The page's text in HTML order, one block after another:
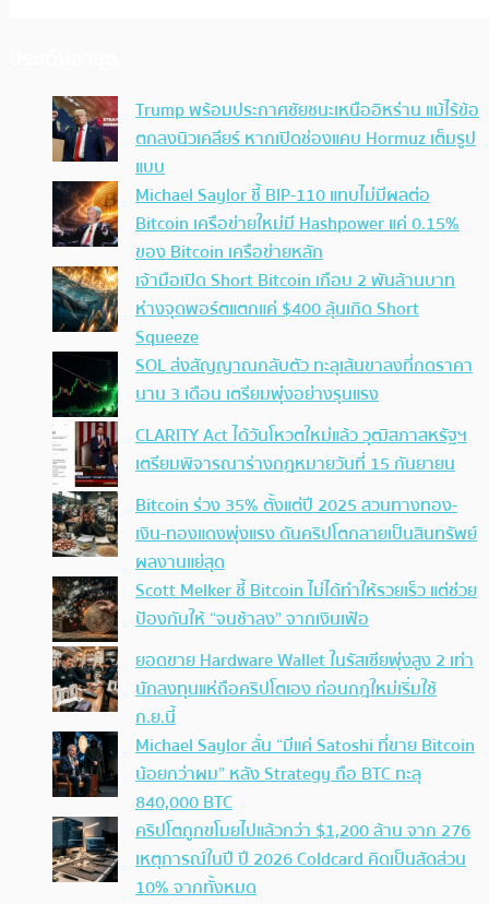
Trump พร้อมประกาศชัยชนะเหนืออิหร่าน แม้ไร้ข้อ
ตกลงนิวเคลียร์ หากเปิดช่องแคบ Hormuz เต็มรูป
แบบ
Michael Saylor ชี้ BIP-110 แทบไม่มีผลต่อ
Bitcoin เครือข่ายใหม่มี Hashpower แค่ 0.15%
ของ Bitcoin เครือข่ายหลัก
เจ้ามือเปิด Short Bitcoin เกือบ 2 พันล้านบาท
ห่างจุดพอร์ตแตกแค่ $400 ลุ้นเกิด Short
Squeeze
SOL ส่งสัญญาณกลับตัว ทะลุเส้นขาลงที่กดราคา
นาน 3 เดือน เตรียมพุ่งอย่างรุนแรง
CLARITY Act ได้วันโหวตใหม่แล้ว วุฒิสภาสหรัฐฯ
เตรียมพิจารณาร่างกฎหมายวันที่ 15 กันยายน
Bitcoin ร่วง 35% ตั้งแต่ปี 2025 สวนทางทอง-
เงิน-ทองแดงพุ่งแรง ดันคริปโตกลายเป็นสินทรัพย์
ผลงานแย่สุด
Scott Melker ชี้ Bitcoin ไม่ได้ทำให้รวยเร็ว แต่ช่วย
ป้องกันให้ “จนช้าลง” จากเงินเฟ้อ
ยอดขาย Hardware Wallet ในรัสเซียพุ่งสูง 2 เท่า
นักลงทุนแห่ถือคริปโตเอง ก่อนกฎใหม่เริ่มใช้
ก.ย.นี้
Michael Saylor ลั่น “มีแค่ Satoshi ที่ขาย Bitcoin
น้อยกว่าผม” หลัง Strategy ถือ BTC ทะลุ
840,000 BTC
คริปโตถูกขโมยไปแล้วกว่า $1,200 ล้าน จาก 276
เหตุการณ์ในปี ปี 2026 Coldcard คิดเป็นสัดส่วน
10% จากทั้งหมด